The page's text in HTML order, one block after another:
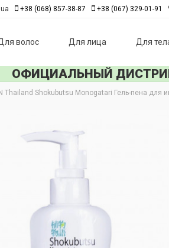
волос Для лица Для
+38 (068) 857-38-87 +38 (067) 329-01-91
ОФИЦИАЛЬНЫЙ
Thailand Shokubutsu Monogatari Гель-пена